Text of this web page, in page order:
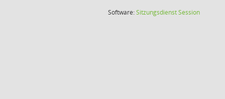
Software:SitzungsdienstSession(Wird in